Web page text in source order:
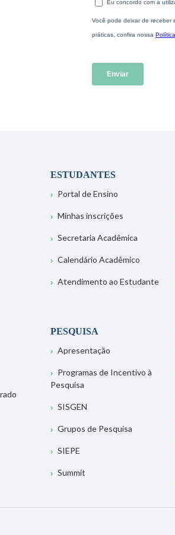
ESTUDANTES
Portal de Ensino
Minhas inscrições
Secretaria Acadêmica
Calendário Acadêmico
Atendimento ao Estudante
PESQUISA
Apresentação
Programas de Incentivo à
Pesquisa
SISGEN
Grupos de Pesquisa
SIEPE
Summit